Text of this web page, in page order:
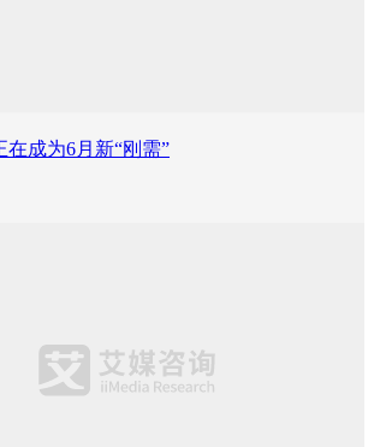
在成为6月新“刚需”